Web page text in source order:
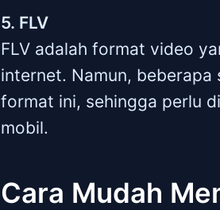
5. FLV
FLV adalah format video
internet. Namun,
format ini, sehingga perlu
mobil.
Cara Mudah